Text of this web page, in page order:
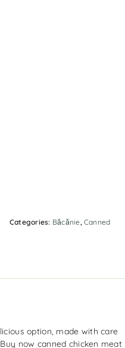
Categories: Băcănie ,Canned
option, made with care
now canned chicken meat